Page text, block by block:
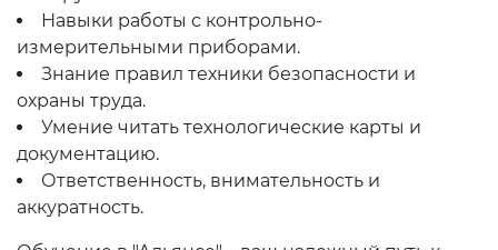
Навыки работы с контрольно-
измерительными приборами.
Знание правил техники безопасности и
охраны труда.
Умение читать технологические карты и
документацию.
Ответственность, внимательность и
аккуратность.